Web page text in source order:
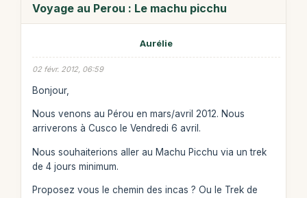
Voyage au Perou : Le machu picchu
Aurélie
02 févr. 2012, 06:59
Bonjour,
Nous venons au Pérou en mars/avril 2012. Nous
arriverons à Cusco le Vendredi 6 avril.
Nous souhaiterions aller au Machu Picchu via un trek
de 4 jours minimum.
Proposez vous le chemin des incas ? Ou le Trek de